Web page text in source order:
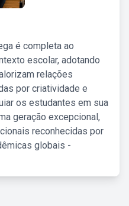
é completa ao
escolar, adotando
relações
por criatividade e
os estudantes em sua
geração excepcional,
reconhecidas por
globais -